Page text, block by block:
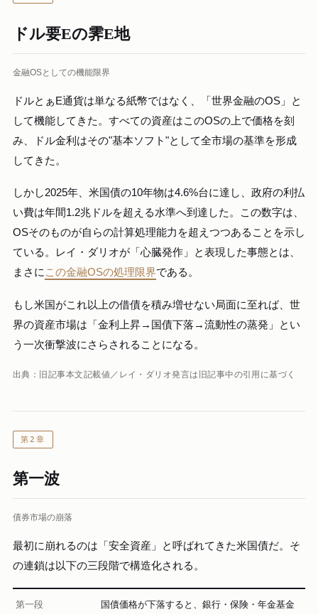
ドル要E­­の霁E­­地
金融OSとしての機能限界
ドルとぁE­­通貨は単なる紙幣ではなく、「世界金融のOS」と
して機能してきた。すべての資産はこのOSの上で価格を刻
み、ドル金利はその"基本ソフト"として全市場の基準を形成
してきた。
しかし2025年、米国債の10年物は4.6%台に達し、政府の利払
い費は年間1.2兆ドルを超える水準へ到達した。この数字は、
OSそのものが自らの計算処理能力を超えつつあることを示し
ている。レイ・ダリオが「心臓発作」と表現した事態とは、
まさに この金融OSの処理限界である。
もし米国がこれ以上の借債を積み増せない局面に至れば、世
界の資産市場は「金利上昇→国債下落→流動性の蒸発」とい
う一次衝撃波にさらされることになる。
出典：旧記事本文記載値／レイ・ダリオ発言は旧記事中の引用に基づく
第2章
第一波
債券市場の崩落
最初に崩れるのは「安全資産」と呼ばれてきた米国債だ。そ
の連鎖は以下の三段階で構造化される。
第一段
国債価格が下落すると、銀行・保険・年金基金